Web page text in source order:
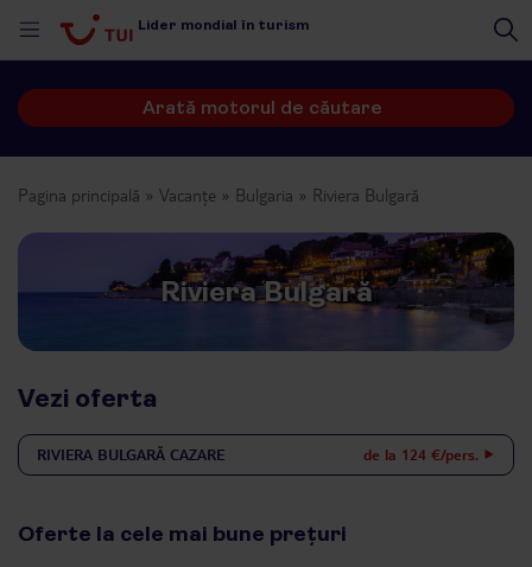
Lider mondial în turism
Arată motorul de căutare
Pagina principală Vacanțe Bulgaria Riviera Bulgară
Riviera Bulgară
Vezi oferta
RIVIERA BULGARĂ CAZARE de la 124 €/pers.
Oferte la cele mai bune prețuri